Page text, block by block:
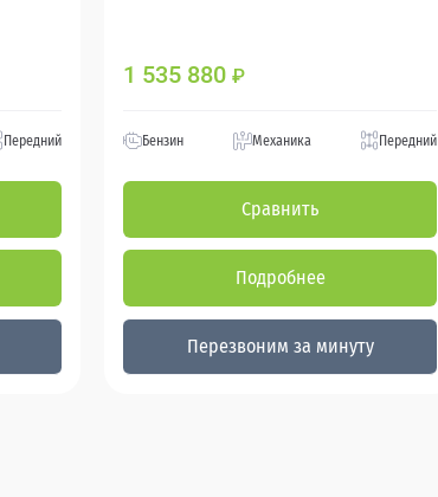
Передний
1 535 880 ₽
Бензин Механика Передний
Сравнить
Подробнее
Перезвоним за минуту